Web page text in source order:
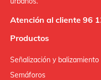
Atención al cliente 96
Productos
Señalización y balizamiento
Semáforos